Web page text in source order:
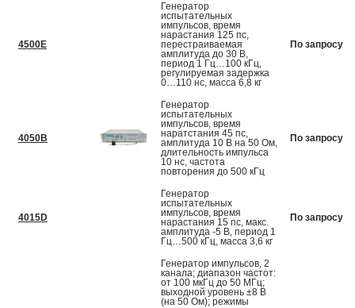
4500E
Генератор
испытательных
импульсов, время
нарастания 125 пс,
перестраиваемая
амплитуда до 30 В,
период 1 Гц…100 кГц,
регулируемая задержка
0…110 нс, масса 6,8 кг
По запросу
4050B
Генератор
испытательных
импульсов, время
наратстания 45 пс,
амплитуда 10 В на 50 Ом,
длительность импульса
10 нс, частота
повторения до 500 кГц
По запросу
4015D
Генератор
испытательных
импульсов, время
нарастания 15 пс, макс.
амплитуда -5 В, период 1
Гц…500 кГц, масса 3,6 кг
По запросу
Генератор импульсов, 2
канала; диапазон частот:
от 100 мкГц до 50 МГц;
выходной уровень ±8 В
(на 50 Ом); режимы